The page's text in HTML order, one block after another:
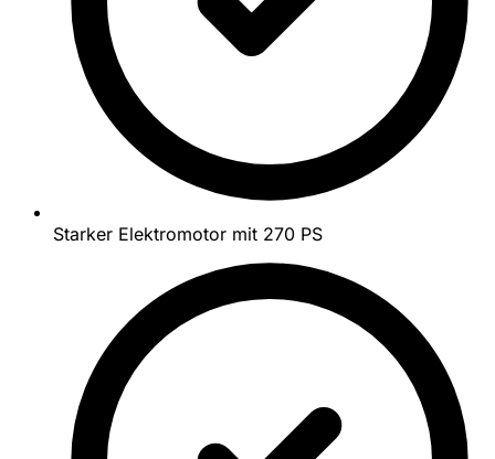
Starker Elektromotor mit 270 PS